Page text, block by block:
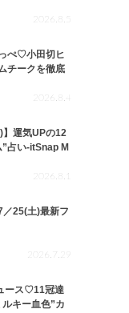
2026.8.5
ぺ♡小田切ヒ
チークを徹底
2026.8.4
】運気UPの12
占い-itSnap M
2026.8.1
／25(土)最新フ
2026.7.29
ース♡11冠達
キー血色”カ